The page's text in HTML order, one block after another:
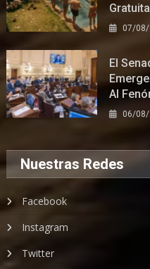
07/
El
Al
06/08/
Nuestras Redes
Facebook
Instagram
Twitter